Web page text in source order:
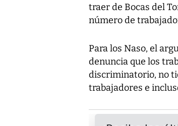
traer de Bocas del
número de
Para los Naso, el
denuncia que los
discriminatorio, no
trabajadores e